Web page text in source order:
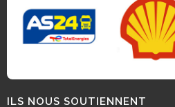
ILS NOUS SOUTIENNENT